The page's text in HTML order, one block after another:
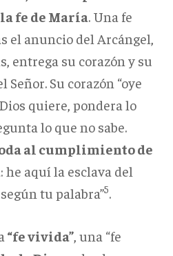
fe de María. Una fe
el anuncio del Arcángel,
entrega su corazón y su
Su corazón “oye
quiere, pondera lo
lo que no sabe.
al cumplimiento de
: he aquí la esclava del
tu palabra”5.
“fe vivida”, una “fe